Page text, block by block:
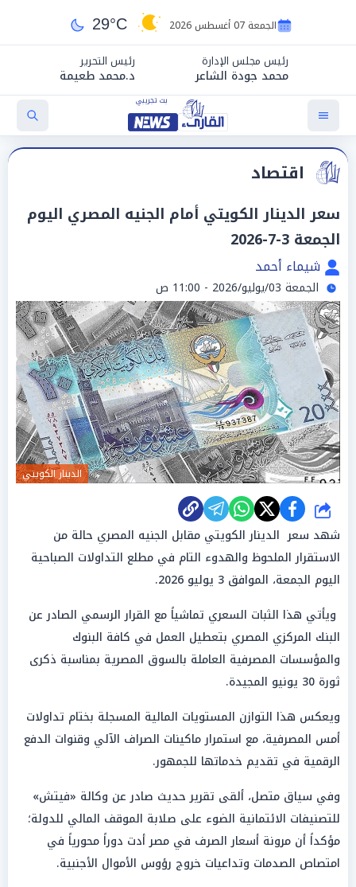
الجمعة 07 أغسطس 2026 29°C
رئيس مجلس الإدارة
محمد جودة الشاعر
رئيس التحرير
د.محمد طعيمة
اقتصاد
سعر الدينار الكويتي أمام الجنيه المصري اليوم
الجمعة 3-7-2026
شيماء أحمد
الجمعة 03/يوليو/2026 - 11:00 ص
الدينار الكويتي
شارك
شهد سعر الدينار الكويتي مقابل الجنيه المصري حالة من
الاستقرار الملحوظ والهدوء التام في مطلع التداولات الصباحية
اليوم الجمعة، الموافق 3 يوليو 2026.
ويأتي هذا الثبات السعري تماشياً مع القرار الرسمي الصادر عن
البنك المركزي المصري بتعطيل العمل في كافة البنوك
والمؤسسات المصرفية العاملة بالسوق المصرية بمناسبة ذكرى
ثورة 30 يونيو المجيدة.
ويعكس هذا التوازن المستويات المالية المسجلة بختام تداولات
أمس المصرفية، مع استمرار ماكينات الصراف الآلي وقنوات الدفع
الرقمية في تقديم خدماتها للجمهور.
وفي سياق متصل، ألقى تقرير حديث صادر عن وكالة «فيتش»
للتصنيفات الائتمانية الضوء على صلابة الموقف المالي للدولة؛
مؤكداً أن مرونة أسعار الصرف في مصر أدت دوراً محورياً في
امتصاص الصدمات وتداعيات خروج رؤوس الأموال الأجنبية.